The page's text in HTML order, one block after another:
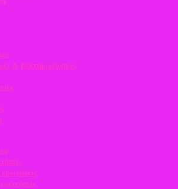
& βακτηριολογικές